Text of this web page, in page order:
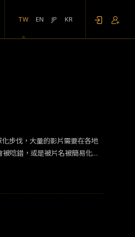
TW EN JP KR
步伐，大量的影片需要在各地
唸錯，或是被片名被簡易化，
吧；《凸搥特派員3》會常被網
一天的忘記，每個甜蜜的第一